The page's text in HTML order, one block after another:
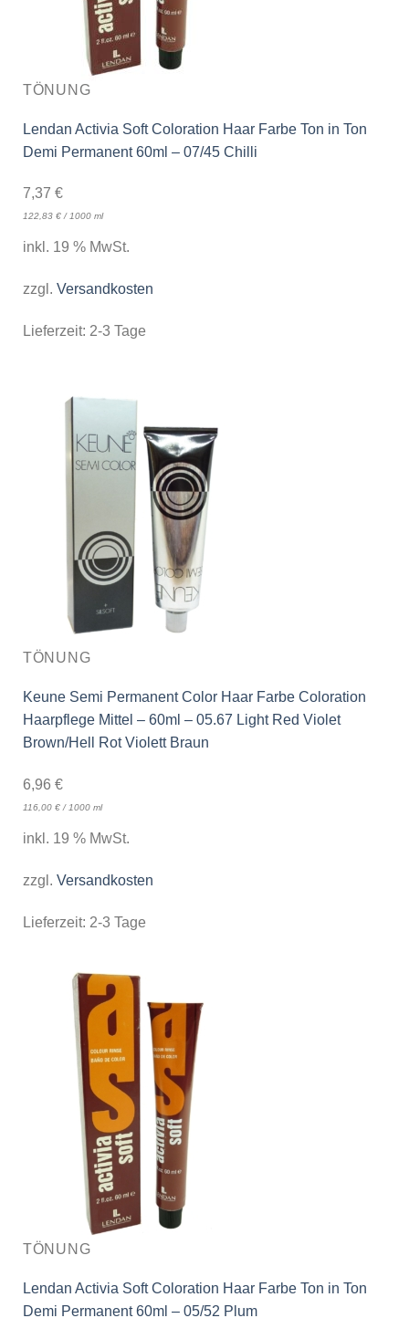
TÖNUNG
Lendan Activia Soft Coloration Haar Farbe Ton in Ton
Demi Permanent 60ml – 07/45 Chilli
7,37 €
122,83 €/1000 ml
inkl. 19 % MwSt.
zzgl. Versandkosten
Lieferzeit: 2-3 Tage
TÖNUNG
Keune Semi Permanent Color Haar Farbe Coloration
Haarpflege Mittel – 60ml – 05.67 Light Red Violet
Brown/Hell Rot Violett Braun
6,96 €
116,00 €/ 1000 ml
inkl. 19 % MwSt.
zzgl. Versandkosten
Lieferzeit: 2-3 Tage
TÖNUNG
Lendan Activia Soft Coloration Haar Farbe Ton in Ton
Demi Permanent 60ml – 05/52 Plum